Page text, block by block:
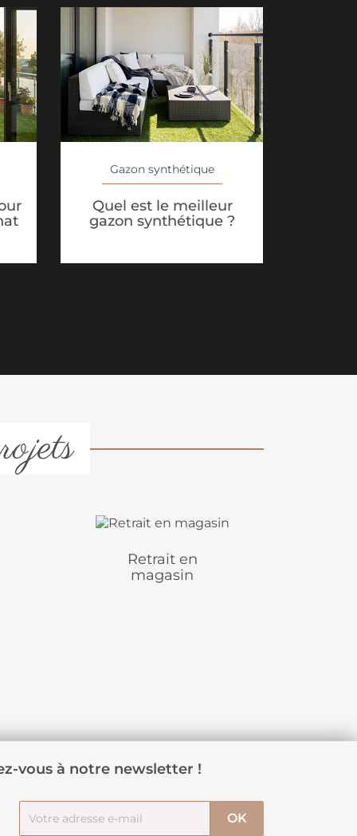
Gazon synthétique
Quel est le meilleur
gazon synthétique ?
Retrait en
magasin
vous à notre newsletter !